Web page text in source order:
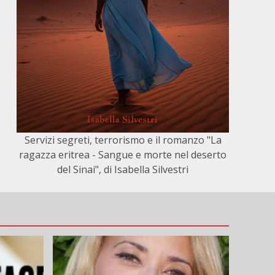
Servizi segreti, terrorismo e il romanzo "La
ragazza eritrea - Sangue e morte nel deserto
del Sinai", di Isabella Silvestri